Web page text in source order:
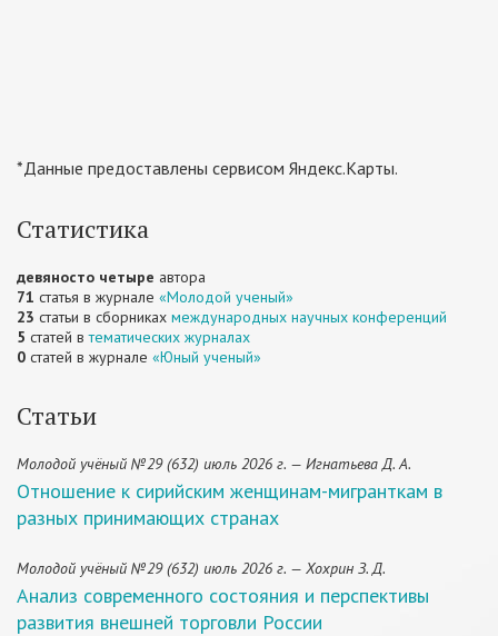
*Данные предоставлены сервисом Яндекс.Карты.
Статистика
девяносто четыре автора
71 статья в журнале «Молодой ученый»
23 статьи в сборниках международных научных конференций
5 статей втематических журналах
0 статей в журнале «Юный ученый»
Статьи
Молодой учёный №29 (632) июль 2026 г. — Игнатьева Д. А.
Отношение к сирийским женщинам-мигранткам в
разных принимающих странах
Молодой учёный №29 (632) июль 2026 г. — Хохрин З. Д.
Анализ современного состояния и перспективы
развития внешней торговли России